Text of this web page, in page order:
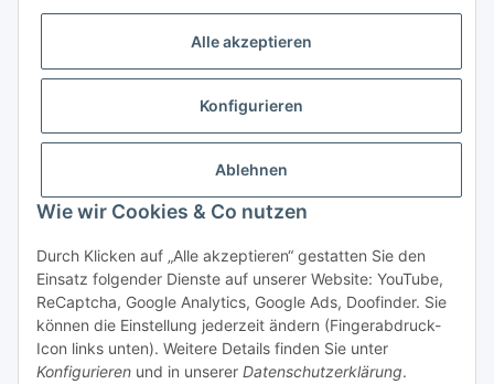
Alle akzeptieren
Konfigurieren
Ablehnen
Wie wir Cookies & Co nutzen
Durch Klicken auf „Alle akzeptieren“ gestatten Sie den
Einsatz folgender Dienste auf unserer Website: YouTube,
ReCaptcha, Google Analytics, Google Ads, Doofinder. Sie
können die Einstellung jederzeit ändern (Fingerabdruck-
Icon links unten). Weitere Details finden Sie unter
Konfigurieren und in unserer Datenschutzerklärung.
Widerrufsbutton
* Alle Preise inkl. gesetzlicher USt., zzgl.Versand